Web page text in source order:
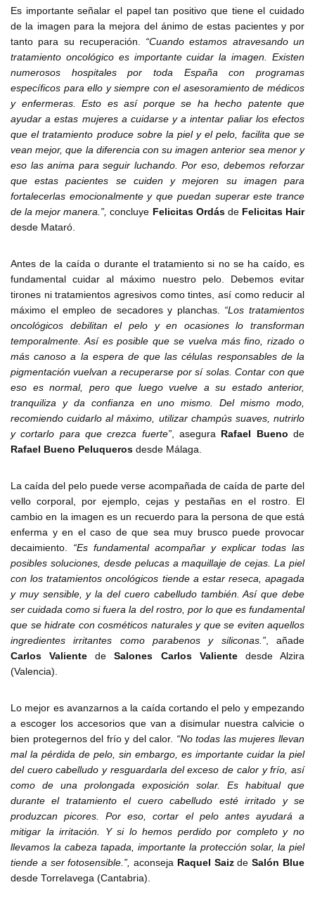
Es importante señalar el papel tan positivo que tiene el cuidado
de la imagen para la mejora del ánimo de estas pacientes y por
tanto para su recuperación. “Cuando estamos atravesando un
tratamiento oncológico es importante cuidar la imagen. Existen
numerosos hospitales por toda España con programas
específicos para ello y siempre con el asesoramiento de médicos
y enfermeras. Esto es así porque se ha hecho patente que
ayudar a estas mujeres a cuidarse y a intentar paliar los efectos
que el tratamiento produce sobre la piel y el pelo, facilita que se
vean mejor, que la diferencia con su imagen anterior sea menor y
eso las anima para seguir luchando. Por eso, debemos reforzar
que estas pacientes se cuiden y mejoren su imagen para
fortalecerlas emocionalmente y que puedan superar este trance
de la mejor manera.”, concluye Felicitas Ordásde Felicitas Hair
desde Mataró.
Antes de la caída o durante el tratamiento si no se ha caído, es
fundamental cuidar al máximo nuestro pelo. Debemos evitar
tirones ni tratamientos agresivos como tintes, así como reducir al
máximo el empleo de secadores y planchas. “Los tratamientos
oncológicos debilitan el pelo y en ocasiones lo transforman
temporalmente. Así es posible que se vuelva más fino, rizado o
más canoso a la espera de que las células responsables de la
pigmentación vuelvan a recuperarse por sí solas. Contar con que
eso es normal, pero que luego vuelve a su estado anterior,
tranquiliza y da confianza en uno mismo. Del mismo modo,
recomiendo cuidarlo al máximo, utilizar champús suaves, nutrirlo
y cortarlo para que crezca fuerte”, asegura Rafael Bueno de
Rafael Bueno Peluqueros desde Málaga.
La caída del pelo puede verse acompañada de caída de parte del
vello corporal, por ejemplo, cejas y pestañas en el rostro. El
cambio en la imagen es un recuerdo para la persona de que está
enferma y en el caso de que sea muy brusco puede provocar
decaimiento. “Es fundamental acompañar y explicar todas las
posibles soluciones, desde pelucas a maquillaje de cejas. La piel
con los tratamientos oncológicos tiende a estar reseca, apagada
y muy sensible, y la del cuero cabelludo también. Así que debe
ser cuidada como si fuera la del rostro, por lo que es fundamental
que se hidrate con cosméticos naturales y que se eviten aquellos
ingredientes irritantes como parabenos y siliconas.”, añade
Carlos Valiente deSalones Carlos Valiente desde Alzira
(Valencia).
Lo mejor es avanzarnos a la caída cortando el pelo y empezando
a escoger los accesorios que van a disimular nuestra calvicie o
bien protegernos del frío y del calor. “No todas las mujeres llevan
mal la pérdida de pelo, sin embargo, es importante cuidar la piel
del cuero cabelludo y resguardarla del exceso de calor y frío, así
como de una prolongada exposición solar. Es habitual que
durante el tratamiento el cuero cabelludo esté irritado y se
produzcan picores. Por eso, cortar el pelo antes ayudará a
mitigar la irritación. Y si lo hemos perdido por completo y no
llevamos la cabeza tapada, importante la protección solar, la piel
tiende a ser fotosensible.”, aconseja Raquel SaizdeSalón Blue
desde Torrelavega (Cantabria).